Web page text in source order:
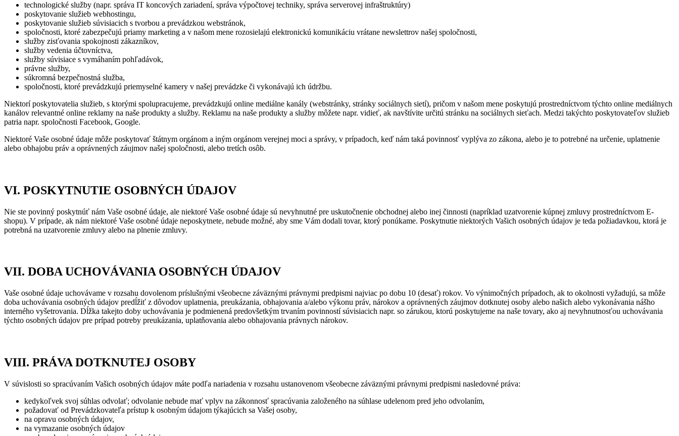
technologické služby (napr. správa IT koncových zariadení, správa výpočtovej techniky, správa serverovej infraštruktúry)
poskytovanie služieb webhostingu,
poskytovanie služieb súvisiacich s tvorbou a prevádzkou webstránok,
spoločnosti, ktoré zabezpečujú priamy marketing a v našom mene rozosielajú elektronickú komunikáciu vrátane newslettrov našej spoločnosti,
služby zisťovania spokojnosti zákazníkov,
služby vedenia účtovníctva,
služby súvisiace s vymáhaním pohľadávok,
právne služby,
súkromná bezpečnostná služba,
spoločnosti, ktoré prevádzkujú priemyselné kamery v našej prevádzke či vykonávajú ich údržbu.
Niektorí poskytovatelia služieb, s ktorými spolupracujeme, prevádzkujú online mediálne kanály (webstránky, stránky sociálnych sietí), pričom v našom mene poskytujú prostredníctvom týchto online mediálnych
kanálov relevantné online reklamy na naše produkty a služby. Reklamu na naše produkty a služby môžete napr. vidieť, ak navštívite určitú stránku na sociálnych sieťach. Medzi takýchto poskytovateľov služieb
patria napr. spoločnosti Facebook, Google.
Niektoré Vaše osobné údaje môže poskytovať štátnym orgánom a iným orgánom verejnej moci a správy, v prípadoch, keď nám taká povinnosť vyplýva zo zákona, alebo je to potrebné na určenie, uplatnenie
alebo obhajobu práv a oprávnených záujmov našej spoločnosti, alebo tretích osôb.
VI. POSKYTNUTIE OSOBNÝCH ÚDAJOV
Nie ste povinný poskytnúť nám Vaše osobné údaje, ale niektoré Vaše osobné údaje sú nevyhnutné pre uskutočnenie obchodnej alebo inej činnosti (napríklad uzatvorenie kúpnej zmluvy prostredníctvom E-
shopu). V prípade, ak nám niektoré Vaše osobné údaje neposkytnete, nebude možné, aby sme Vám dodali tovar, ktorý ponúkame. Poskytnutie niektorých Vašich osobných údajov je teda požiadavkou, ktorá je
potrebná na uzatvorenie zmluvy alebo na plnenie zmluvy.
VII. DOBA UCHOVÁVANIA OSOBNÝCH ÚDAJOV
Vaše osobné údaje uchovávame v rozsahu dovolenom príslušnými všeobecne záväznými právnymi predpismi najviac po dobu 10 (desať) rokov. Vo výnimočných prípadoch, ak to okolnosti vyžadujú, sa môže
doba uchovávania osobných údajov predĺžiť z dôvodov uplatnenia, preukázania, obhajovania a/alebo výkonu práv, nárokov a oprávnených záujmov dotknutej osoby alebo našich alebo vykonávania nášho
interného vyšetrovania. Dĺžka takejto doby uchovávania je podmienená predovšetkým trvaním povinností súvisiacich napr. so zárukou, ktorú poskytujeme na naše tovary, ako aj nevyhnutnosťou uchovávania
týchto osobných údajov pre prípad potreby preukázania, uplatňovania alebo obhajovania právnych nárokov.
VIII. PRÁVA DOTKNUTEJ OSOBY
V súvislosti so spracúvaním Vašich osobných údajov máte podľa nariadenia v rozsahu ustanovenom všeobecne záväznými právnymi predpismi nasledovné práva:
kedykoľvek svoj súhlas odvolať; odvolanie nebude mať vplyv na zákonnosť spracúvania založeného na súhlase udelenom pred jeho odvolaním,
požadovať od Prevádzkovateľa prístup k osobným údajom týkajúcich sa Vašej osoby,
na opravu osobných údajov,
na vymazanie osobných údajov